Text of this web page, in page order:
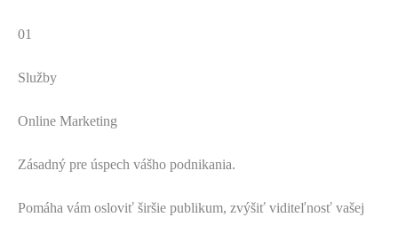
01
Služby
Online Marketing
Zásadný pre úspech vášho podnikania.
Pomáha vám osloviť širšie publikum, zvýšiť viditeľnosť vašej